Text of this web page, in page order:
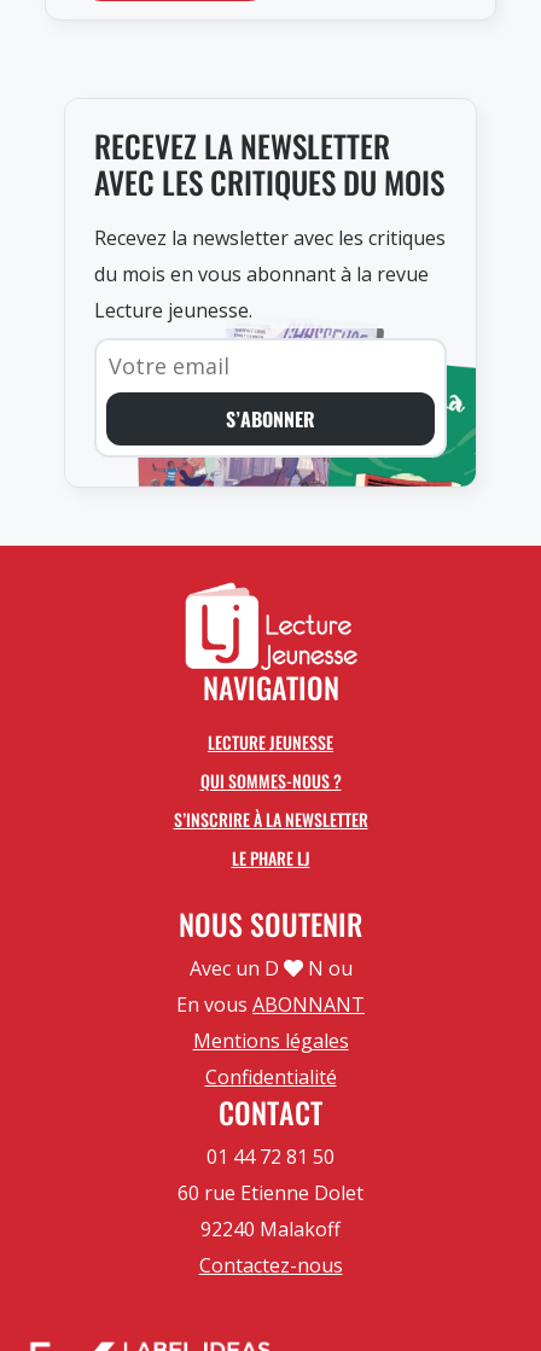
RECEVEZ LA NEWSLETTER
AVEC LES CRITIQUES DU MOIS
Recevez la newsletter avec les critiques
du mois en vous abonnant à la revue
Lecture jeunesse.
S’ABONNER
NAVIGATION
LECTURE JEUNESSE
QUI SOMMES-NOUS ?
S’INSCRIRE À LA NEWSLETTER
LE PHARE LJ
NOUS SOUTENIR
Avec un D
N ou
En vous ABONNANT
Mentions légales
Confidentialité
CONTACT
01 44 72 81 50
60 rue Etienne Dolet
92240 Malakoff
Contactez-nous